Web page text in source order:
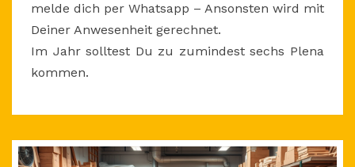
melde dich per Whatsapp – Ansonsten wird mit
Deiner Anwesenheit gerechnet.
Im Jahr solltest Du zu zumindest sechs Plena
kommen.